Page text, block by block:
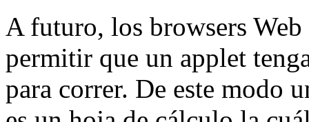
A futuro, los browsers
permitir que un applet
para correr. De este modo